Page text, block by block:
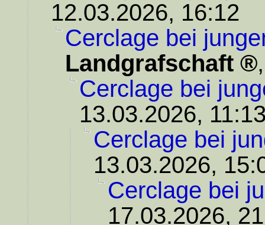
12.03.2026, 16:12
Cerclage bei
Landgrafschaft
Cerclage bei
13.03.2026,
Cerclage bei
13.03.2026,
Cerclage bei
17.03.2026,